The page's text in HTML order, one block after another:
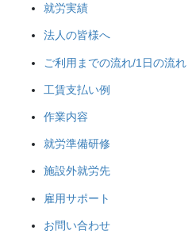
就労実績
法人の皆様へ
ご利用までの流れ/1日の流れ
工賃支払い例
作業内容
就労準備研修
施設外就労先
雇用サポート
お問い合わせ